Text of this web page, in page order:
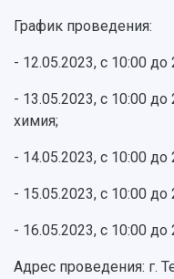
График проведения:
- 12.05.2023, с 10:00
- 13.05.2023, с 10:00
химия;
- 14.05.2023, с 10:00 до
- 15.05.2023, с 10:00
- 16.05.2023, с 10:00
Адрес проведения: г.